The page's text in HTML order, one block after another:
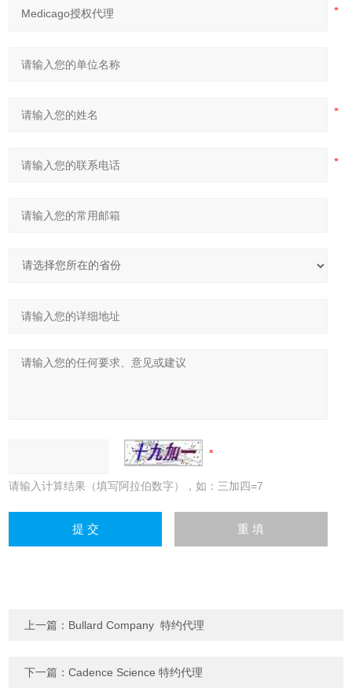
请输入计算结果（填写阿拉伯数字），如：三加四=7
上一篇： Bullard Company 特约代理
下一篇：Cadence Science 特约代理